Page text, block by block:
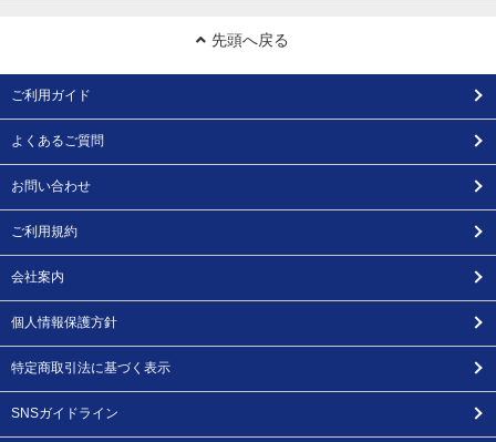
先頭へ戻る
ご利用ガイド
よくあるご質問
お問い合わせ
ご利用規約
会社案内
個人情報保護方針
特定商取引法に基づく表示
SNSガイドライン